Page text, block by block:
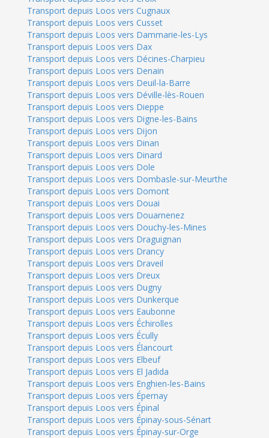
Transport depuis Loos vers Cugnaux
Transport depuis Loos vers Cusset
Transport depuis Loos vers Dammarie-les-Lys
Transport depuis Loos vers Dax
Transport depuis Loos vers Décines-Charpieu
Transport depuis Loos vers Denain
Transport depuis Loos vers Deuil-la-Barre
Transport depuis Loos vers Déville-lès-Rouen
Transport depuis Loos vers Dieppe
Transport depuis Loos vers Digne-les-Bains
Transport depuis Loos vers Dijon
Transport depuis Loos vers Dinan
Transport depuis Loos vers Dinard
Transport depuis Loos vers Dole
Transport depuis Loos vers Dombasle-sur-Meurthe
Transport depuis Loos vers Domont
Transport depuis Loos vers Douai
Transport depuis Loos vers Douarnenez
Transport depuis Loos vers Douchy-les-Mines
Transport depuis Loos vers Draguignan
Transport depuis Loos vers Drancy
Transport depuis Loos vers Draveil
Transport depuis Loos vers Dreux
Transport depuis Loos vers Dugny
Transport depuis Loos vers Dunkerque
Transport depuis Loos vers Eaubonne
Transport depuis Loos vers Échirolles
Transport depuis Loos vers Écully
Transport depuis Loos vers Élancourt
Transport depuis Loos vers Elbeuf
Transport depuis Loos vers El Jadida
Transport depuis Loos vers Enghien-les-Bains
Transport depuis Loos vers Épernay
Transport depuis Loos vers Épinal
Transport depuis Loos vers Épinay-sous-Sénart
Transport depuis Loos vers Épinay-sur-Orge